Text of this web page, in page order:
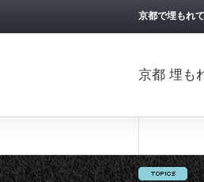
京都で埋もれ
京都 埋も